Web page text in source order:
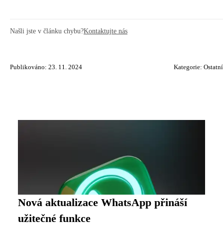
Našli jste v článku chybu?Kontaktujte nás
Publikováno: 23. 11. 2024 Kategorie: Ostatní
Nová aktualizace WhatsApp přináší
užitečné funkce